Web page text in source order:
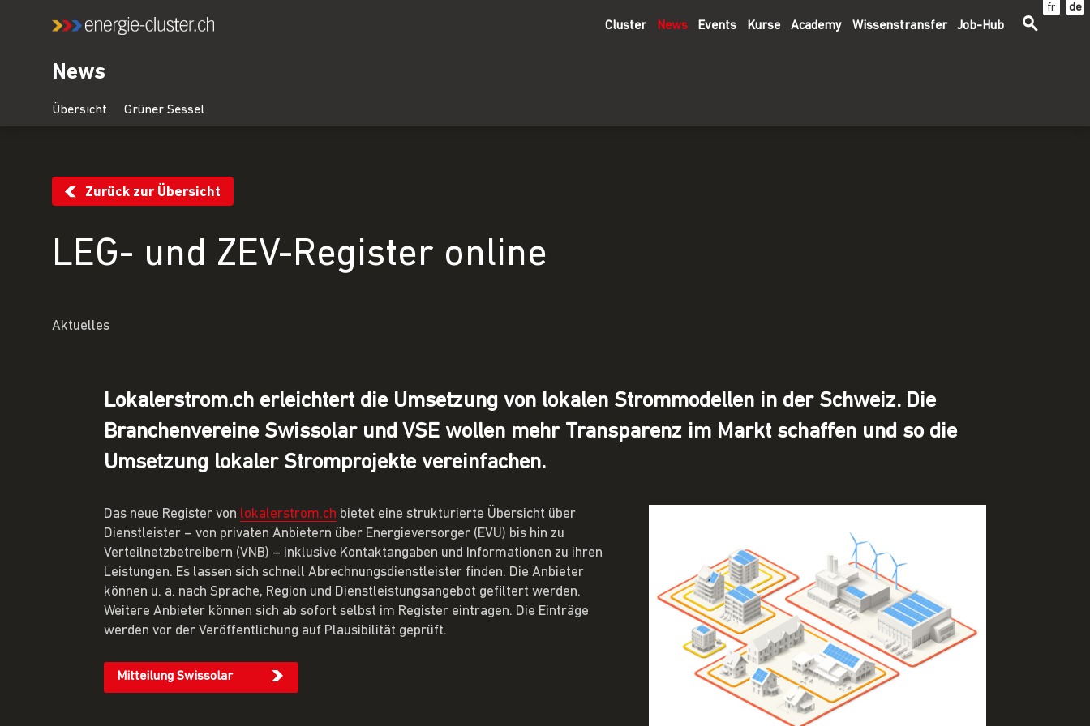
Cluster News Events Kurse Academy Wissenstransfer Job-Hub
News
fr de
Zurück zur Übersicht
LEG- und ZEV-Register online
Aktuelles
Lokalerstrom.ch erleichtert die Umsetzung von lokalen Strommodellen in der Schweiz. Die
Branchenvereine Swissolar und VSE wollen mehr Transparenz im Markt schaffen und so die
Umsetzung lokaler Stromprojekte vereinfachen.
Das neue Register von lokalerstrom.ch bietet eine strukturierte Übersicht über
Dienstleister – von privaten Anbietern über Energieversorger (EVU) bis hin zu
Verteilnetzbetreibern (VNB) – inklusive Kontaktangaben und Informationen zu ihren
Leistungen. Es lassen sich schnell Abrechnungsdienstleister finden. Die Anbieter
können u. a. nach Sprache, Region und Dienstleistungsangebot gefiltert werden.
Weitere Anbieter können sich ab sofort selbst im Register eintragen. Die Einträge
werden vor der Veröffentlichung auf Plausibilität geprüft.
Mitteilung Swissolar